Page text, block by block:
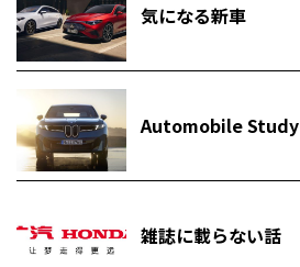
気になる新車
Automobile Study
雑誌に載らない話